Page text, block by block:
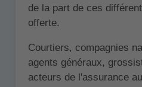
de la part de ces
offerte.
Courtiers, compagnies
agents généraux,
acteurs de l'assurance